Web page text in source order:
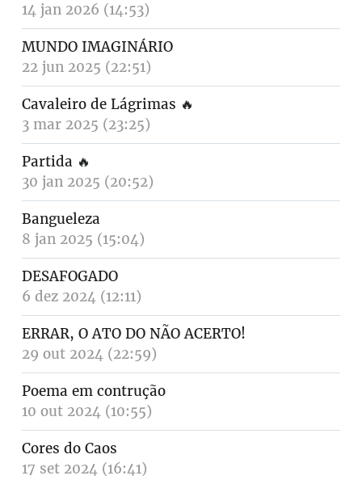
14 jan 2026 (14:53)
MUNDO IMAGINÁRIO
22 jun 2025 (22:51)
Cavaleiro de Lágrimas 🔥
3 mar 2025 (23:25)
Partida 🔥
30 jan 2025 (20:52)
Bangueleza
8 jan 2025 (15:04)
DESAFOGADO
6 dez 2024 (12:11)
ERRAR, O ATO DO NÃO ACERTO!
29 out 2024 (22:59)
Poema em contrução
10 out 2024 (10:55)
Cores do Caos
17 set 2024 (16:41)